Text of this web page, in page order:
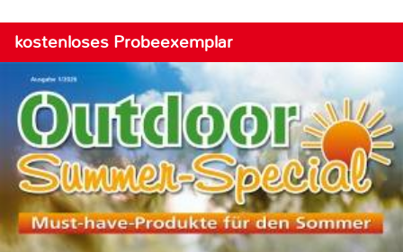
kostenloses Probeexemplar